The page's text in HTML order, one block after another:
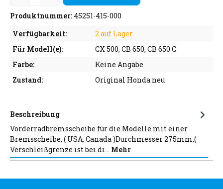
Produktnummer: 45251-415-000
Verfügbarkeit:
2 auf Lager
Für Modell(e):
CX 500, CB 650, CB 650 C
Farbe:
Keine Angabe
Zustand:
Original Honda neu
Beschreibung
Vorderradbremsscheibe für die Modelle mit einer
Bremsscheibe, ( USA, Canada )Durchmesser 275mm,(
Verschleißgrenze ist bei di… Mehr